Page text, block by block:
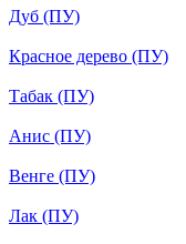
Дуб (ПУ)
Красное дерево (ПУ)
Табак (ПУ)
Анис (ПУ)
Венге (ПУ)
Лак (ПУ)